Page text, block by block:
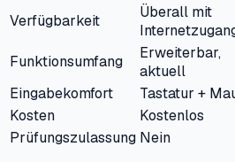
Verfügbarkeit
Überall mit
Funktionsumfang
Erweiterbar,
aktuell
Eingabekomfort
Tastatur +
Kosten
Kostenlos
Prüfungszulassung Nein